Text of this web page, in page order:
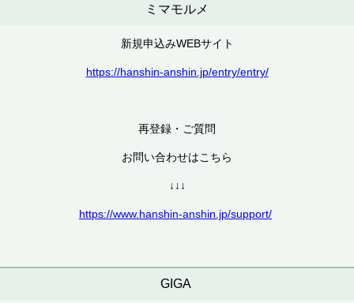
ミマモルメ
新規申込みWEBサイト
https://hanshin-anshin.jp/entry/entry/
再登録・ご質問
お問い合わせはこちら
↓↓↓
https://www.hanshin-anshin.jp/support/
GIGA